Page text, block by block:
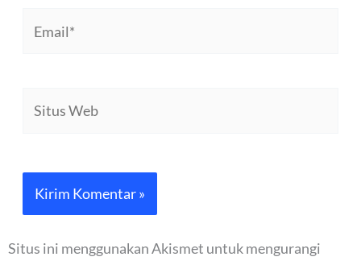
Web
Situs ini menggunakan Akismet untuk mengurangi